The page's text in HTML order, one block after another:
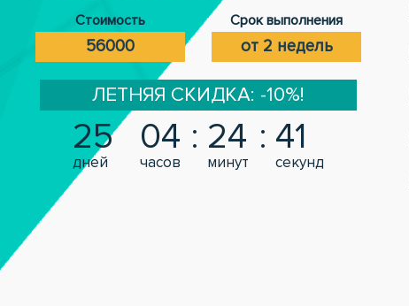
Стоимость
56000
Срок выполнения
от 2 недель
ЛЕТНЯЯ СКИДКА: -10%!
25
дней
04
часов
24
минут
40
секунд